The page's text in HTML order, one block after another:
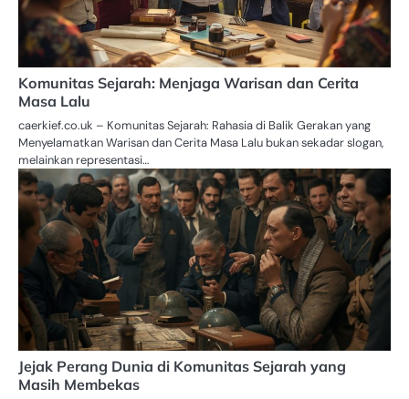
Komunitas Sejarah: Menjaga Warisan dan Cerita
Masa Lalu
caerkief.co.uk – Komunitas Sejarah: Rahasia di Balik Gerakan yang
Menyelamatkan Warisan dan Cerita Masa Lalu bukan sekadar slogan,
melainkan representasi…
Jejak Perang Dunia di Komunitas Sejarah yang
Masih Membekas